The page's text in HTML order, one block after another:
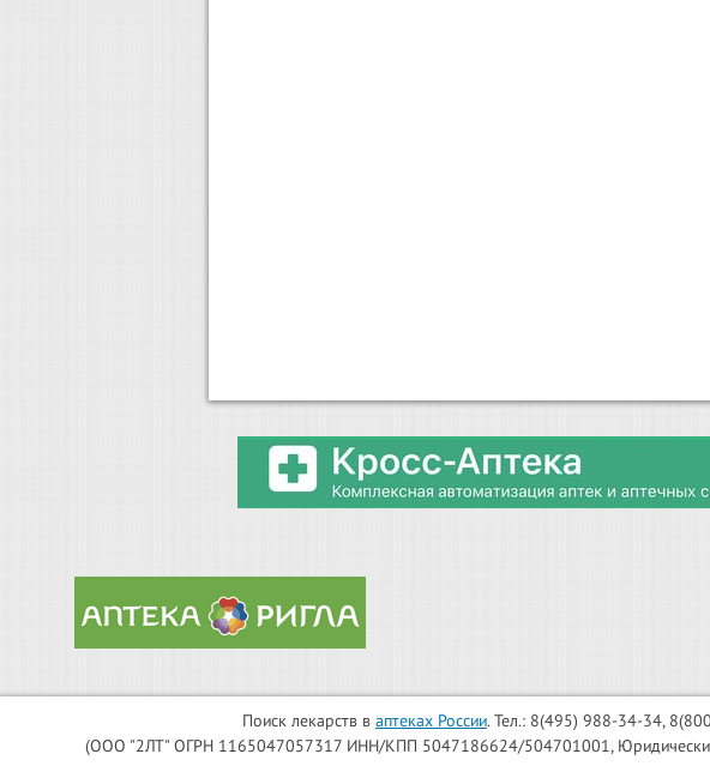
Поиск лекарств в аптеках России. Тел.: 8(495) 988-34-34,
(ООО "2ЛТ" ОГРН 1165047057317 ИНН/КПП 5047186624/504701001, Юридический